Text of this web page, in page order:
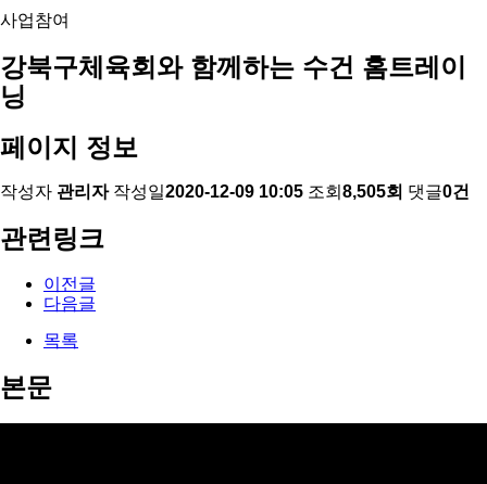
사업참여
강북구체육회와 함께하는 수건 홈트레이
닝
페이지 정보
작성자 관리자 작성일2020-12-09 10:05 조회 8,505회 댓글0건
관련링크
이전글
다음글
목록
본문